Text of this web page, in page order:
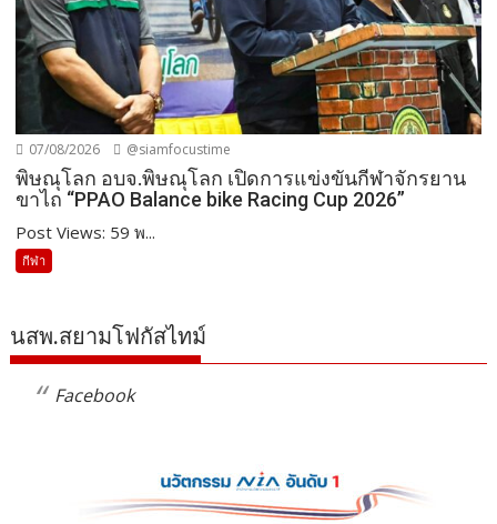
07/08/2026 @siamfocustime
พิษณุโลก อบจ.พิษณุโลก เปิดการแข่งขันกีฬาจักรยาน
ขาไถ “PPAO Balance bike Racing Cup 2026”
Post Views: 59 พ...
กีฬา
นสพ.สยามโฟกัสไทม์
Facebook